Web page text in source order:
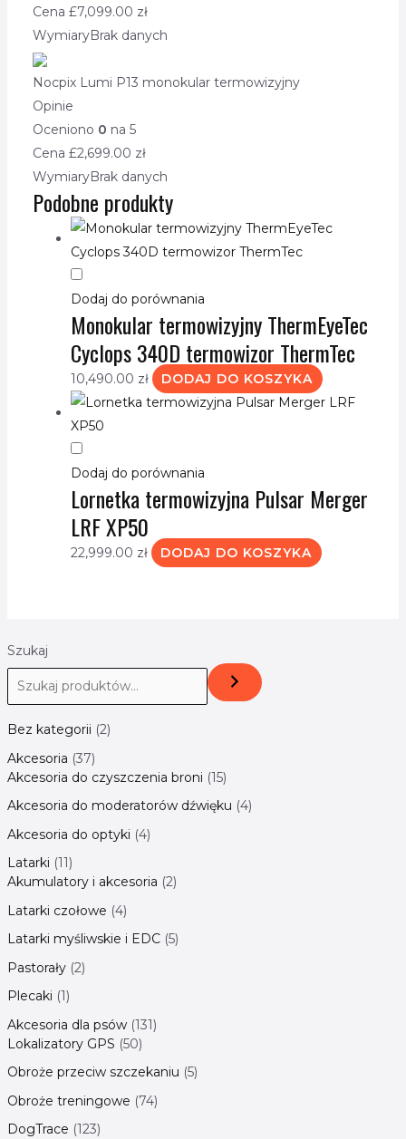
Szukaj
Bez kategorii 2
Akcesoria 37
Akcesoria do czyszczenia broni 15
Akcesoria do moderatorów dźwięku 4
Akcesoria do optyki 4
Latarki 11
Akumulatory i akcesoria 2
Latarki czołowe 4
Latarki myśliwskie i EDC 5
Pastorały 2
Plecaki 1
Akcesoria dla psów 131
Lokalizatory GPS 50
Obroże przeciw szczekaniu 5
Obroże treningowe 74
DogTrace 123
Cena £7,099.00 zł
WymiaryBrak danych
Nocpix Lumi P13 monokular termowizyjny
Opinie
Oceniono 0 na 5
Cena £2,699.00 zł
WymiaryBrak danych
Podobne produkty
Dodaj do porównania
Monokular termowizyjny ThermEyeTec
Cyclops 340D termowizor ThermTec
10,490.00 zł DODAJ DO KOSZYKA
Dodaj do porównania
Lornetka termowizyjna Pulsar Merger
LRF XP50
22,999.00 zł DODAJ DO KOSZYKA